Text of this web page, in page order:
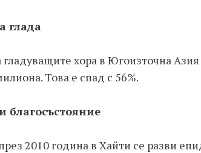
глада
хора в Югоизточна
Това е спад с 56%.
благосъстояние
2010 година в Хайти се разви